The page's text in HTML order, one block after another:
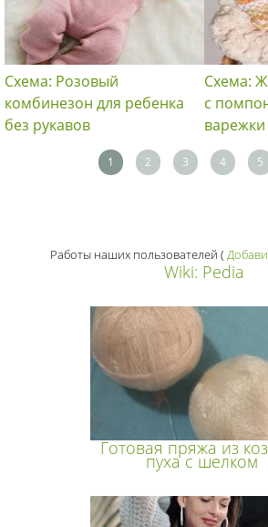
Схема: Розовый
комбинезон для ребенка
без рукавов
Схема:
с
варежки
1 2 3 4 5
Работы наших пользователей (
Wiki: Pedia
Готовая пряжа из
пуха с шелком